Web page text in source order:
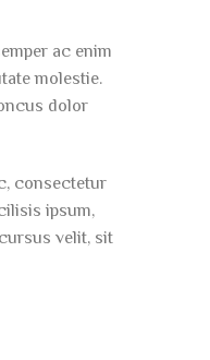
ac enim
molestie.
dolor
consectetur
ipsum,
velit, sit